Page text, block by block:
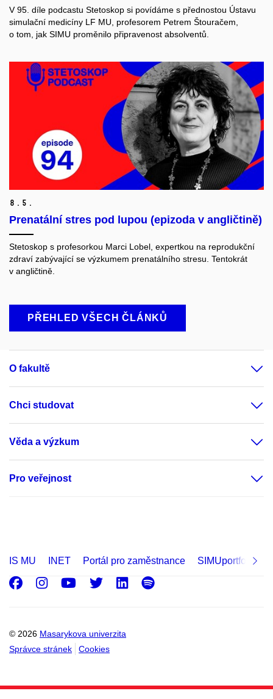
V 95. díle podcastu Stetoskop si povídáme s přednostou Ústavu
simulační medicíny LF MU, profesorem Petrem Štouračem,
o tom, jak SIMU proměnilo připravenost absolventů.
8. 5.
Prenatální stres pod lupou (epizoda v angličtině)
Stetoskop s profesorkou Marci Lobel, expertkou na reprodukční
zdraví zabývající se výzkumem prenatálního stresu. Tentokrát
v angličtině.
PŘEHLED VŠECH ČLÁNKŮ
O fakultě
Chci studovat
Věda a výzkum
Pro veřejnost
IS MU INET Portál pro zaměstnance SIMUportfolio
© 2026 Masarykova univerzita
Správce stránek
Cookies
Facebook
Instagram
Youtube
Twitter
LinkedIn
Spotify